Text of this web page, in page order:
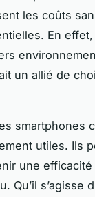
les coûts
En
un allié de
smartphones
utiles. Ils
une
Qu’il s’agisse